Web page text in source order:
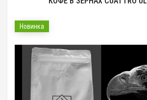
Новинка